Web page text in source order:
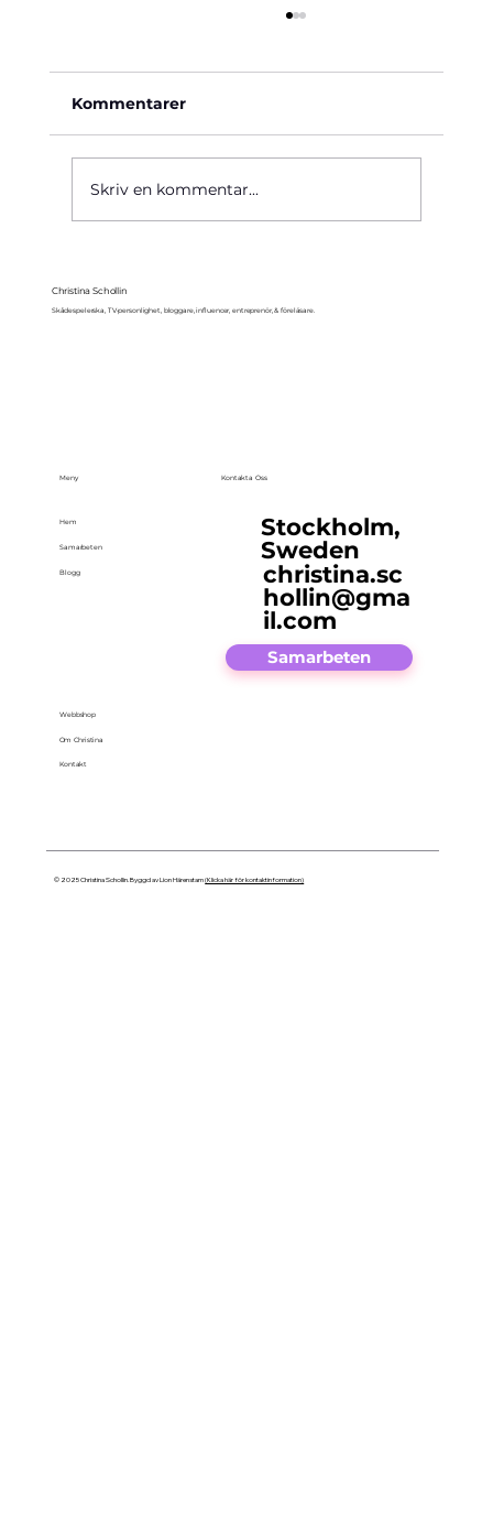
Kommentarer
Skriv en kommentar...
Christina Schollin
Skådespelerska, TV-personlighet, bloggare, influencer, entreprenör, & föreläsare.
Meny
Hem
Samarbeten
Blogg
Webbshop
Om Christina
Kontakt
Kontakta Oss
Stockholm,
Sweden
christina.sc
hollin@gma
il.com
Samarbeten
© 2025 Christina Schollin. Byggd av Lion Härenstam(Klicka här för kontaktinformation)